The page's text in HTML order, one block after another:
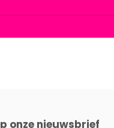
onze nieuwsbrief